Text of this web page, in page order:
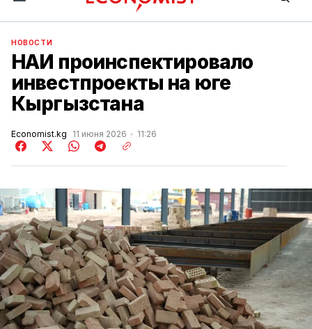
Economist.kg
НОВОСТИ
НАИ проинспектировало
инвестпроекты на юге
Кыргызстана
Economist.kg 11 июня 2026 11:26